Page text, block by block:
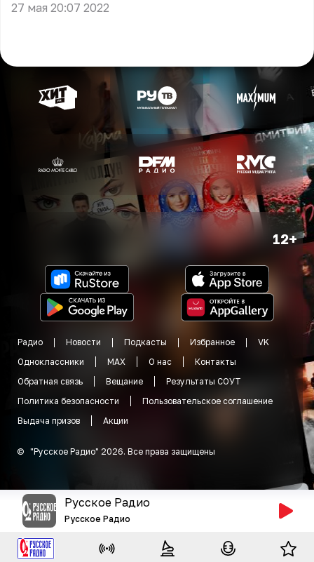
27 мая 20:07 2022
12+
Радио Новости Подкасты Избранное
VK
Одноклассники
MAX О нас
Контакты
Обратная связь
Вещание
Результаты СОУТ
Политика безопасности
Пользовательское соглашение
Выдача призов
Акции
© "Русское Радио" 2026. Все права защищены
Русское Радио
Русское Радио